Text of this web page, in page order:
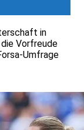
in
die Vorfreude
Umfrage